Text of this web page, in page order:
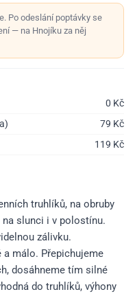
Po odeslání poptávky se
— na Hnojíku za něj
0 Kč
79 Kč
119 Kč
truhlíků, na obruby
na slunci i v polostínu.
zálivku.
a málo. Přepichujeme
dosáhneme tím silné
do truhlíků, výhony